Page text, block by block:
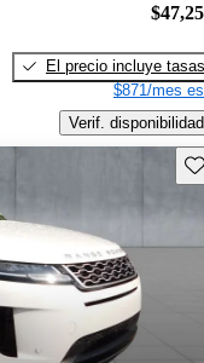
El precio incluye tasas
$871/mes
Verif. disponibilidad